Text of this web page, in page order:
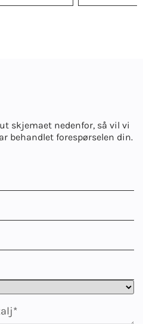
skjemaet nedenfor, så vil vi
behandlet forespørselen din.